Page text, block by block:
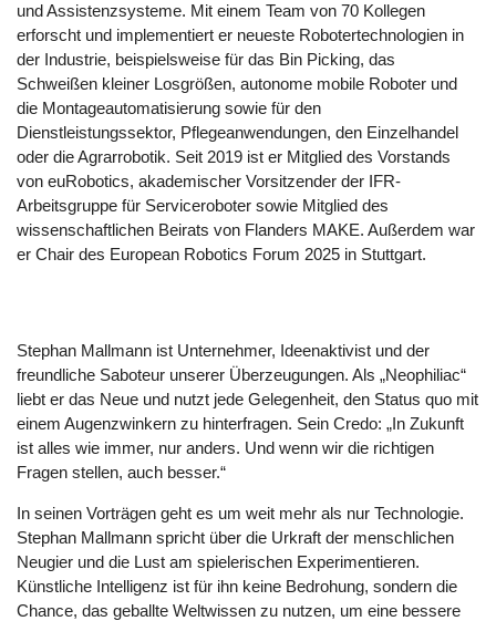
und Assistenzsysteme. Mit einem Team von 70 Kollegen
erforscht und implementiert er neueste Robotertechnologien in
der Industrie, beispielsweise für das Bin Picking, das
Schweißen kleiner Losgrößen, autonome mobile Roboter und
die Montageautomatisierung sowie für den
Dienstleistungssektor, Pflegeanwendungen, den Einzelhandel
oder die Agrarrobotik. Seit 2019 ist er Mitglied des Vorstands
von euRobotics, akademischer Vorsitzender der IFR-
Arbeitsgruppe für Serviceroboter sowie Mitglied des
wissenschaftlichen Beirats von Flanders MAKE. Außerdem war
er Chair des European Robotics Forum 2025 in Stuttgart.
Stephan Mallmann ist Unternehmer, Ideenaktivist und der
freundliche Saboteur unserer Überzeugungen. Als „Neophiliac“
liebt er das Neue und nutzt jede Gelegenheit, den Status quo mit
einem Augenzwinkern zu hinterfragen. Sein Credo: „In Zukunft
ist alles wie immer, nur anders. Und wenn wir die richtigen
Fragen stellen, auch besser.“
In seinen Vorträgen geht es um weit mehr als nur Technologie.
Stephan Mallmann spricht über die Urkraft der menschlichen
Neugier und die Lust am spielerischen Experimentieren.
Künstliche Intelligenz ist für ihn keine Bedrohung, sondern die
Chance, das geballte Weltwissen zu nutzen, um eine bessere